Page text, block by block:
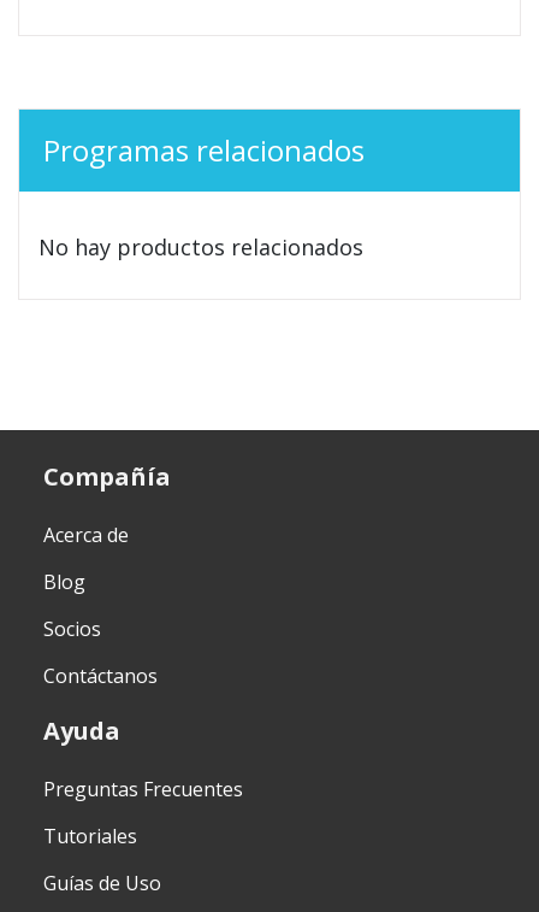
Programas relacionados
No hay productos relacionados
Compañía
Acerca de
Blog
Socios
Contáctanos
Ayuda
Preguntas Frecuentes
Tutoriales
Guías de Uso